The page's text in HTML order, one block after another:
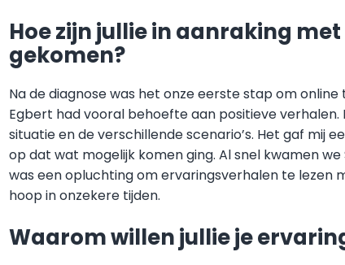
Hoe zijn jullie in aanraking
gekomen?
Na de diagnose was het onze eerste stap om
Egbert had vooral behoefte aan positieve verhalen.
situatie en de verschillende scenario’s. Het gaf mij
op dat wat mogelijk komen ging. Al snel kwamen
was een opluchting om ervaringsverhalen te lezen
hoop in onzekere tijden.
Waarom willen jullie je